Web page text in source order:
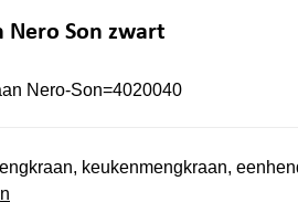
Nero Son zwart
Nero-Son=4020040
keukenmengkraan,